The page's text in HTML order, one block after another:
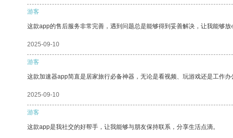
游客
这款app的售后服务非常完善，遇到问题总是能够得到妥善解决，让我能够放
2025-09-10
游客
这款加速器app简直是居家旅行必备神器，无论是看视频、玩游戏还是工作
2025-09-10
游客
这款app是我社交的好帮手，让我能够与朋友保持联系，分享生活点滴。